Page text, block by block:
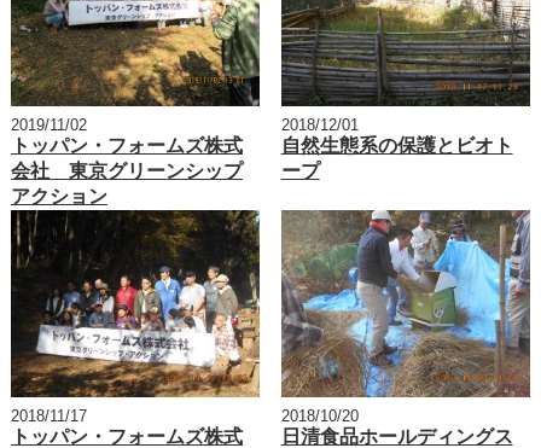
2019/11/02
トッパン・フォームズ株式
会社 東京グリーンシップ
アクション
2018/12/01
自然生態系の保護とビオト
ープ
2018/11/17
トッパン・フォームズ株式
2018/10/20
日清食品ホールディングス